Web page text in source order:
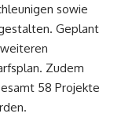
sowie
Geplant
Zudem
58 Projekte